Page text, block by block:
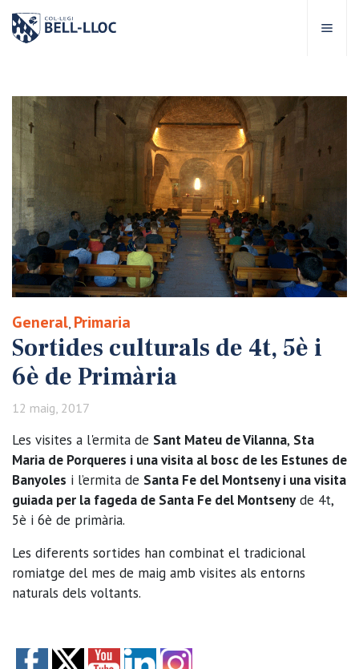
Bell-lloc
Educatiu
educatives
Escolars
Bell-lloc
General Primaria
Sortides culturals de 4t, 5è i
6è de Primària
12 maig, 2017
Les visites a l'ermita de Sant Mateu de Vilanna, Sta
Maria de Porqueres i una visita al bosc de les Estunes de
Banyoles i l’ermita de Santa Fe del Montseny i una visita
guiada per la fageda de Santa Fe del Montseny de 4t,
5è i 6è de primària.
Les diferents sortides han combinat el tradicional
romiatge del mes de maig amb visites als entorns
naturals dels voltants.